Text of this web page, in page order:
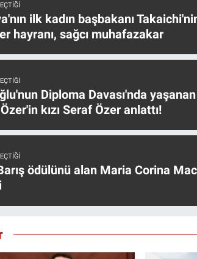
ilk kadın başbakanı
hayranı, sağcı muhafazakar
Diploma Davası'nda
kızı Seraf Özer anlattı!
ödülünü alan Maria Corina